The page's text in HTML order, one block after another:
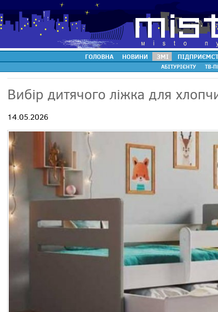
ГОЛОВНА НОВИНИ ЗМІ
АБІТУРІЄНТУ ТВ-
Вибір дитячого ліжка для
14.05.2026